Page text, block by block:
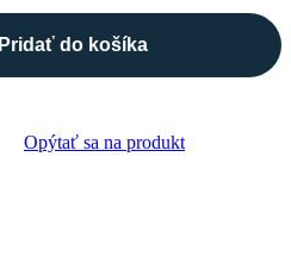
Pridať do košíka
Opýtať sa na produkt